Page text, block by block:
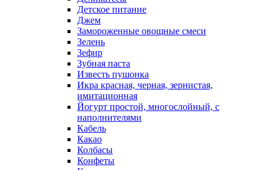
Детское питание
Джем
Замороженные овощные смеси
Зелень
Зефир
Зубная паста
Известь пушонка
Икра красная, черная, зернистая,
имитационная
Йогурт простой, многослойный, с
наполнителями
Кабель
Какао
Колбасы
Конфеты